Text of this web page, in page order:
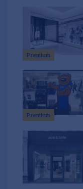
Premium
Premium